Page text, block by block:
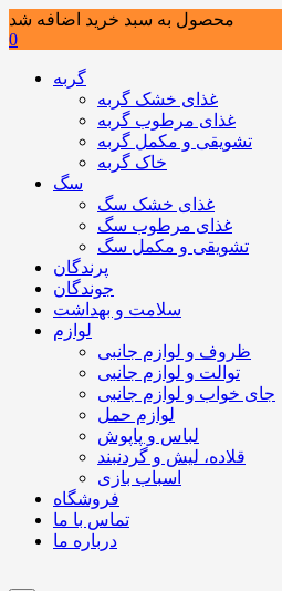
محصول به سبد خرید اضافه شد
0
گربه
غذای خشک گربه
غذای مرطوب گربه
تشویقی و مکمل گربه
خاک گربه
سگ
غذای خشک سگ
غذای مرطوب سگ
تشویقی و مکمل سگ
پرندگان
جوندگان
سلامت و بهداشت
لوازم
ظروف و لوازم جانبی
توالت و لوازم جانبی
جای خواب و لوازم جانبی
لوازم حمل
لباس و پاپوش
قلاده، لیش و گردنبند
اسباب بازی
فروشگاه
تماس با ما
درباره ما